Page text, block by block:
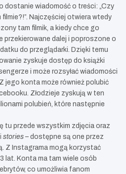
dostanie wiadomość o treści: „Czy
Najczęściej otwiera wtedy
tam filmik, a kiedy chce go
przekierowane dalej i poproszone o
do przeglądarki. Dzięki temu
zyskuje dostęp do książki
i może rozsyłać wiadomości
jego konta może również polubić
Złodzieje zyskują w ten
polubień, które następnie
tu przede wszystkim zdjęcia oraz
stories – dostępne są one przez
Z Instagrama mogą korzystać
lat. Konta ma tam wiele osób
co umożliwia fanom